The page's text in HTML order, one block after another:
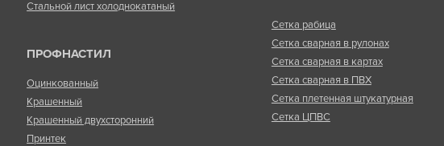
Стальной лист холоднокатаный
ПРОФНАСТИЛ
Оцинкованный
Крашенный
Крашенный двухсторонний
Принтек
Сетка рабица
Сетка сварная в рулонах
Сетка сварная в картах
Сетка сварная в ПВХ
Сетка плетенная штукатурная
Сетка ЦПВС